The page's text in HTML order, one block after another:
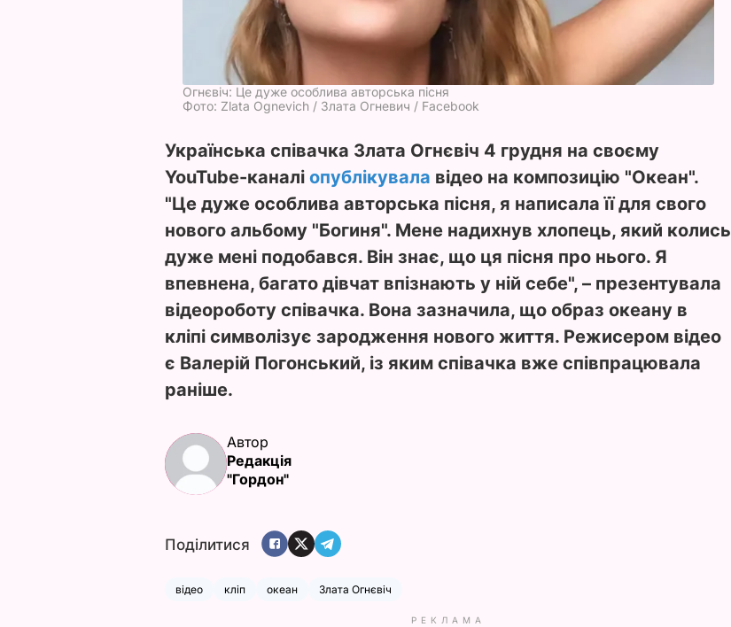
Огнєвіч: Це дуже особлива авторська пісня
Фото: Zlata Ognevich / Злата Огневич / Facebook
Українська співачка Злата Огнєвіч 4 грудня на своєму
YouTube-каналі опублікувала відео на композицію "Океан".
"Це дуже особлива авторська пісня, я написала її для свого
нового альбому "Богиня". Мене надихнув хлопець, який колись
дуже мені подобався. Він знає, що ця пісня про нього. Я
впевнена, багато дівчат впізнають у ній себе", – презентувала
відеороботу співачка. Вона зазначила, що образ океану в
кліпі символізує зародження нового життя. Режисером відео
є Валерій Погонський, із яким співачка вже співпрацювала
раніше.
Автор
Редакція
"Гордон"
Поділитися
відео кліп океан Злата Огнєвіч
РЕКЛАМА